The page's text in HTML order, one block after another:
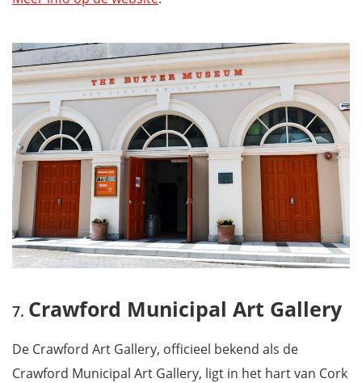
Crawford Municipal Art Gallery
De Crawford Art Gallery, officieel bekend als de
Crawford Municipal Art Gallery, ligt in het hart van Cork